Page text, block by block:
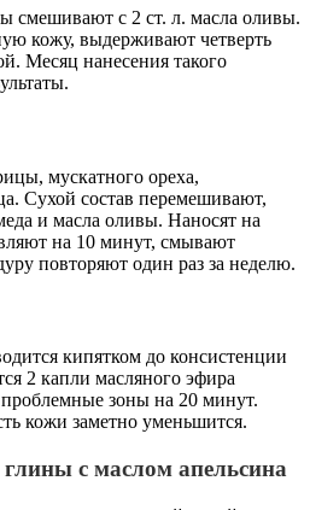
смешивают с 2 ст. л. масла оливы.
кожу, выдерживают четверть
Месяц нанесения такого
мускатного ореха,
Сухой состав перемешивают,
и масла оливы. Наносят на
на 10 минут, смывают
повторяют один раз за неделю.
кипятком до консистенции
2 капли масляного эфира
зоны на 20 минут.
кожи заметно уменьшится.
с маслом апельсина